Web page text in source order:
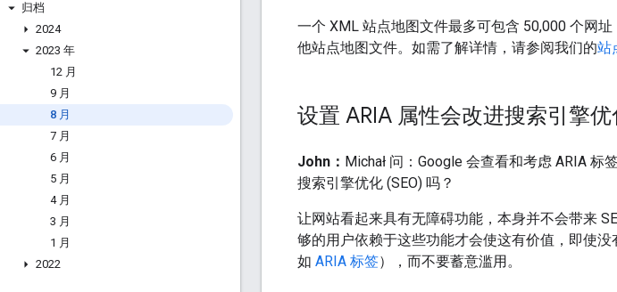
归档
2024
2023 年
12 月
9 月
8 月
7 月
6 月
5 月
4 月
3 月
1 月
2022
一个 XML 站点地图文件最多可包含 50,000 个网
他站点地图文件。如需了解详情，请参阅我们的站
设置 ARIA 属性会改进搜索引擎优
John： Michał 问：Google 会查看和考虑 ARIA
搜索引擎优化 (SEO) 吗？
让网站看起来具有无障碍功能，本身并不会带来
够的用户依赖于这些功能才会使这有价值，即使
如 ARIA 标签），而不要蓄意滥用。